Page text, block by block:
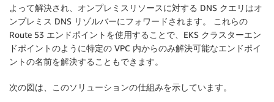
よって解決され、オンプレミスリソースに対する DNS クエリはオ
ンプレミス DNS リゾルバーにフォワードされます。 これらの
Route 53 エンドポイントを使用することで、EKS クラスターエン
ドポイントのように特定の VPC 内からのみ解決可能なエンドポイ
ントの名前を解決することもできます。
次の図は、このソリューションの仕組みを示しています。